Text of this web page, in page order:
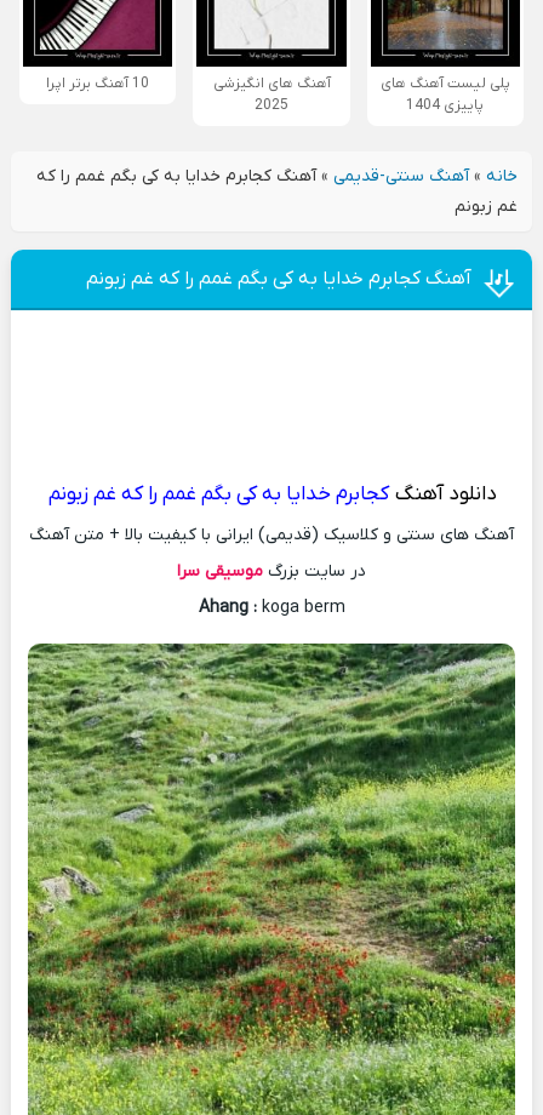
پلی لیست آهنگ های
پاییزی 1404
آهنگ های انگیزشی
2025
10 آهنگ برتر اپرا
خانه»آهنگ سنتی-قدیمی»آهنگ کجابرم خدایا به کی بگم غمم را که
غم زبونم
آهنگ کجابرم خدایا به کی بگم غمم را که غم زبونم
دانلود آهنگ کجابرم خدایا به کی بگم غمم را که غم زبونم
آهنگ های سنتی و کلاسیک (قدیمی) ایرانی با کیفیت بالا + متن آهنگ
در سایت بزرگ موسیقی سرا
Ahang :koga berm